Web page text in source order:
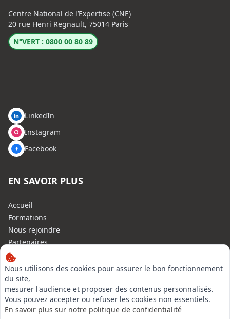
Nous utilisons des cookies pour assurer le bon fonctionnement
du site,
mesurer l'audience et proposer des contenus personnalisés.
Vous pouvez accepter ou refuser les cookies non essentiels.
En savoir plus sur notre politique de confidentialité
Centre National de l’Expertise (CNE)
20 rue Henri Regnault, 75014 Paris
N°VERT : 0800 00 80 89
LinkedIn
Instagram
Facebook
EN SAVOIR PLUS
Accueil
Formations
Nous rejoindre
Partenaires
Autres missions
Le C.N.E.
Membre IVSC
Logiciel
L’Expert
Tarifs